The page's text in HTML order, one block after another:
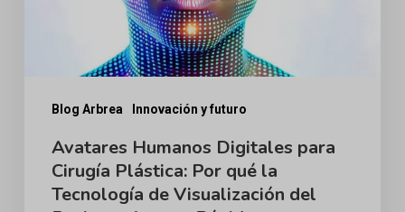
Blog Arbrea Innovación y futuro
Tecnología
Visualización
Avatares Humanos Digitales para
Cirugía Plástica: Por qué la
Tecnología de Visualización del